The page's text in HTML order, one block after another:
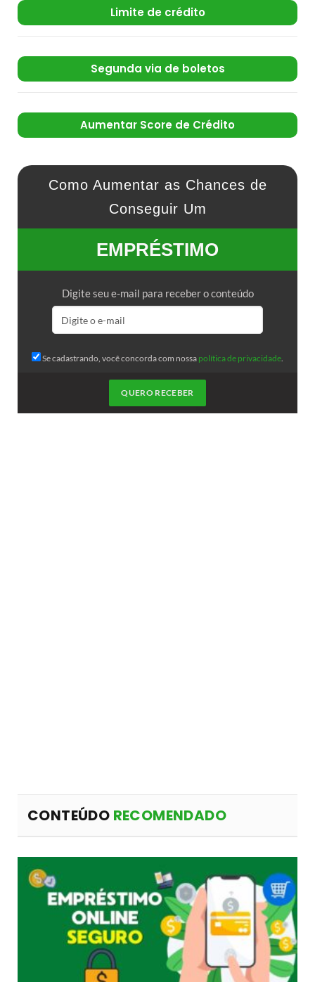
Limite de crédito
Segunda via de boletos
Aumentar Score de Crédito
Como Aumentar as Chances de
Conseguir Um
EMPRÉSTIMO
Digite seu e-mail para receber o conteúdo
Se cadastrando, você concorda com nossa política de privacidade.
QUERO RECEBER
CONTEÚDO RECOMENDADO